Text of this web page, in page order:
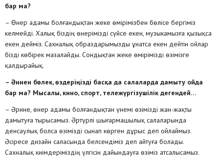
бар ма?
– Өнер адамы болғандықтан жеке өмірімізбен бөлісе бергіміз
келмейді. Халық біздің өнерімізді сүйсе екен, музыкамызға қызықса
екен дейміз. Сахналық образдарымызды ұнатса екен дейтін ойлар
бізді көбірек мазалайды. Сондықтан жеке өмірімізді өзімізге
қалдырайық.
– Әннен бөлек, өздеріңізді басқа да салаларда дамыту ойда
бар ма? Мысалы, кино, спорт, тележүргізушілік дегендей…
– Әрине, өнер адамы болғандықтан үнемі өзімізді жан-жақты
дамытуға тырысамыз. Әртүрлі шығармашылық салаларында
денсаулық болса өзімізді сынап көрген дұрыс деп ойлаймыз.
Әсіресе дизайн саласында белсендіміз деп айтуға болады.
Сахналық киімдеріміздің үлгісін дайындауға өзіміз атсалысамыз.